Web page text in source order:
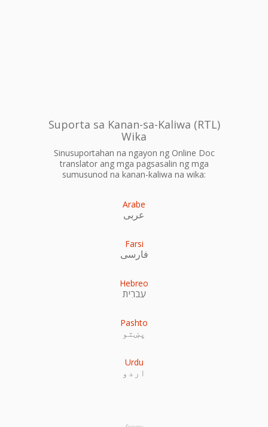
Suporta sa Kanan-sa-Kaliwa (RTL)
Wika
Sinusuportahan na ngayon ng Online Doc
translator ang mga pagsasalin ng mga
sumusunod na kanan-kaliwa na wika:
Arabe
عربى
Farsi
فارسی
Hebreo
עִברִית
Pashto
پښتو
Urdu
اردو